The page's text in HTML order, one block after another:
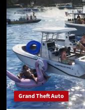
Grand Theft Auto